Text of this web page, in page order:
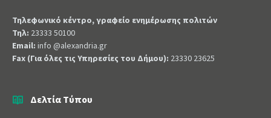
Τηλεφωνικό κέντρο, γραφείο ενημέρωσης πολιτών
Τηλ: 23333 50100
Email: info @alexandria.gr
Fax (Για όλες τις Υπηρεσίες του Δήμου): 23330 23625
Δελτία Τύπου